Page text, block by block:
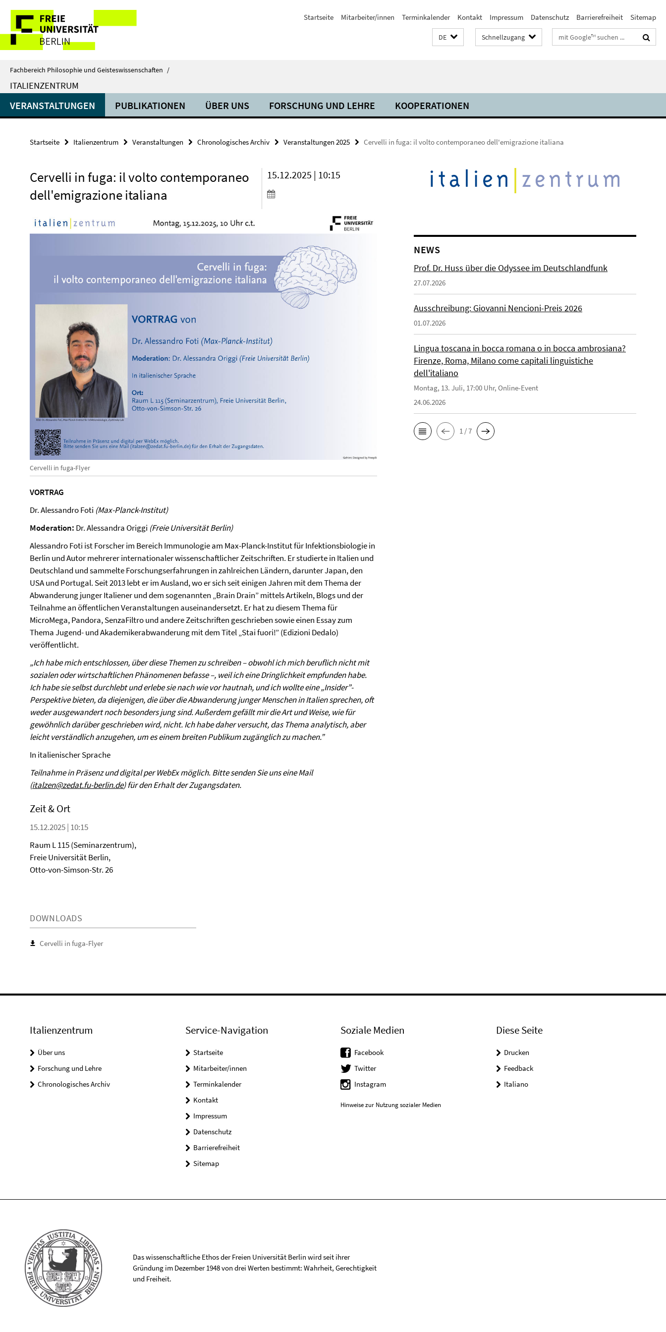
direkt
Inhalt
Service-
Navigation
Startseite Mitarbeiter/innen Terminkalender Kontakt Impressum Datenschutz Barrierefreiheit Sitemap
DE Schnellzugang Suchbegriffe
Fachbereich Philosophie und Geisteswissenschaften /
ITALIENZENTRUM
VERANSTALTUNGEN PUBLIKATIONEN ÜBER UNS FORSCHUNG UND LEHRE KOOPERATIONEN
Startseite Italienzentrum Veranstaltungen Chronologisches Archiv Veranstaltungen 2025 Cervelli in fuga: il volto contemporaneo dell'emigrazione italiana
Cervelli in fuga: il volto contemporaneo
dell'emigrazione italiana
15.12.2025 | 10:15
Cervelli in fuga-Flyer
VORTRAG
Dr. Alessandro Foti (Max-Planck-Institut)
Moderation: Dr. Alessandra Origgi (Freie Universität Berlin)
Alessandro Foti ist Forscher im Bereich Immunologie am Max-Planck-Institut für Infektionsbiologie in
Berlin und Autor mehrerer internationaler wissenschaftlicher Zeitschriften. Er studierte in Italien und
Deutschland und sammelte Forschungserfahrungen in zahlreichen Ländern, darunter Japan, den
USA und Portugal. Seit 2013 lebt er im Ausland, wo er sich seit einigen Jahren mit dem Thema der
Abwanderung junger Italiener und dem sogenannten „Brain Drain” mittels Artikeln, Blogs und der
Teilnahme an öffentlichen Veranstaltungen auseinandersetzt. Er hat zu diesem Thema für
MicroMega, Pandora, SenzaFiltro und andere Zeitschriften geschrieben sowie einen Essay zum
Thema Jugend- und Akademikerabwanderung mit dem Titel „Stai fuori!” (Edizioni Dedalo)
veröffentlicht.
„Ich habe mich entschlossen, über diese Themen zu schreiben – obwohl ich mich beruflich nicht mit
sozialen oder wirtschaftlichen Phänomenen befasse –, weil ich eine Dringlichkeit empfunden habe.
Ich habe sie selbst durchlebt und erlebe sie nach wie vor hautnah, und ich wollte eine „Insider”-
Perspektive bieten, da diejenigen, die über die Abwanderung junger Menschen in Italien sprechen, oft
weder ausgewandert noch besonders jung sind. Außerdem gefällt mir die Art und Weise, wie für
gewöhnlich darüber geschrieben wird, nicht. Ich habe daher versucht, das Thema analytisch, aber
leicht verständlich anzugehen, um es einem breiten Publikum zugänglich zu machen.”
In italienischer Sprache
Teilnahme in Präsenz und digital per WebEx möglich. Bitte senden Sie uns eine Mail
(italzen@zedat.fu-berlin.de) für den Erhalt der Zugangsdaten.
Zeit & Ort
15.12.2025 | 10:15
Raum L 115 (Seminarzentrum),
Freie Universität Berlin,
Otto-von-Simson-Str. 26
DOWNLOADS
Cervelli in fuga-Flyer
NEWS
Prof. Dr. Huss über die Odyssee im Deutschlandfunk
27.07.2026
Ausschreibung: Giovanni Nencioni-Preis 2026
01.07.2026
Lingua toscana in bocca romana o in bocca ambrosiana?
Firenze, Roma, Milano come capitali linguistiche
dell'italiano
Montag, 13. Juli, 17:00 Uhr, Online-Event
24.06.2026
1 / 7
Italienzentrum
Über uns
Forschung und Lehre
Chronologisches Archiv
Service-Navigation
Startseite
Mitarbeiter/innen
Terminkalender
Kontakt
Impressum
Datenschutz
Barrierefreiheit
Sitemap
Soziale Medien
Facebook
Twitter
Instagram
Hinweise zur Nutzung sozialer Medien
Diese Seite
Drucken
Feedback
Italiano
Das wissenschaftliche Ethos der Freien Universität Berlin wird seit ihrer
Gründung im Dezember 1948 von drei Werten bestimmt: Wahrheit, Gerechtigkeit
und Freiheit.